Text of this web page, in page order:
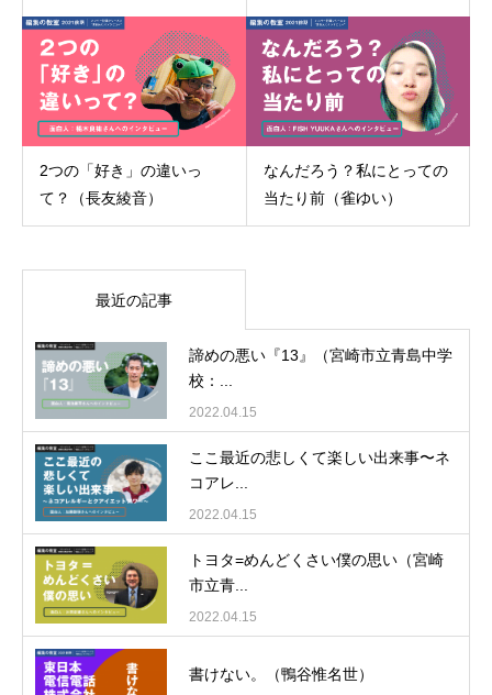
2つの「好き」の違いっ
て？（長友綾音）
なんだろう？私にとっての
当たり前（雀ゆい）
最近の記事
諦めの悪い『13』（宮崎市立青島中学
校：...
2022.04.15
ここ最近の悲しくて楽しい出来事〜ネ
コアレ...
2022.04.15
トヨタ=めんどくさい僕の思い（宮崎
市立青...
2022.04.15
書けない。（鴨谷惟名世）